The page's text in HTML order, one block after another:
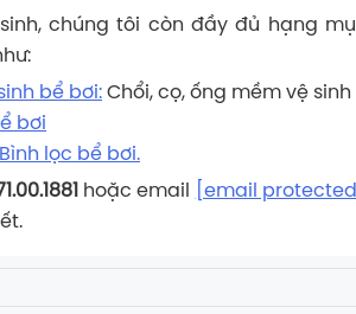
chúng tôi còn đầy đủ hạng
bể bơi: Chổi, cọ, ống mềm vệ sinh
bơi
Bình lọc bể bơi.
hoặc email
[email